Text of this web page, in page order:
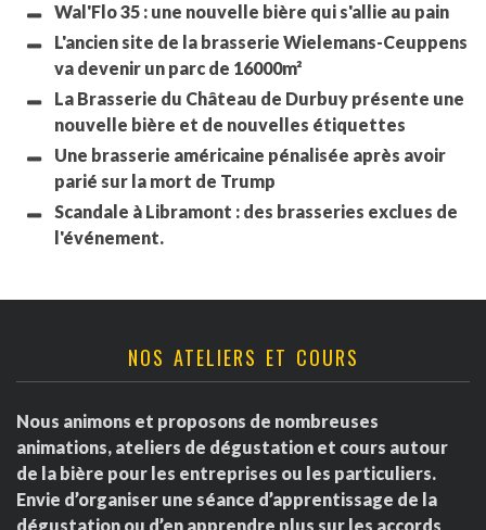
Wal'Flo 35 : une nouvelle bière qui s'allie au pain
L'ancien site de la brasserie Wielemans-Ceuppens
va devenir un parc de 16000m²
La Brasserie du Château de Durbuy présente une
nouvelle bière et de nouvelles étiquettes
Une brasserie américaine pénalisée après avoir
parié sur la mort de Trump
Scandale à Libramont : des brasseries exclues de
l'événement.
NOS ATELIERS ET COURS
Nous animons et proposons de nombreuses
animations, ateliers de dégustation et cours autour
de la bière pour les entreprises ou les particuliers.
Envie d’organiser une séance d’apprentissage de la
dégustation ou d’en apprendre plus sur les accords